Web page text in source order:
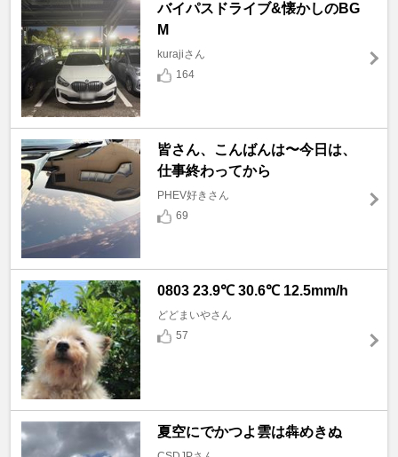
バイパスドライブ&懐かしのBG
M
kurajiさん
164
皆さん、こんばんは〜今日は、
仕事終わってから
PHEV好きさん
69
0803 23.9℃ 30.6℃ 12.5mm/h
どどまいやさん
57
夏空にでかつよ雲は犇めきぬ